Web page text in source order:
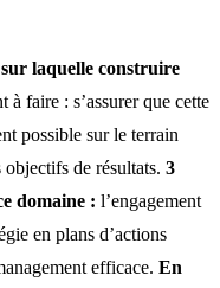
sur laquelle construire
à faire : s’assurer que cette
possible sur le terrain
de résultats. 3
domaine : l’engagement
en plans d’actions
efficace. En